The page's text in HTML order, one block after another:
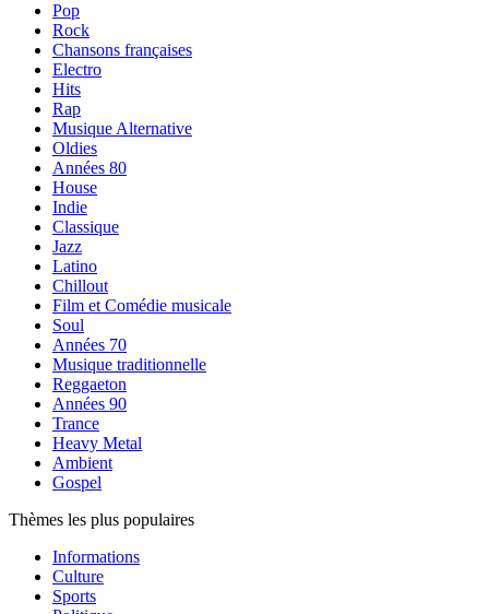
Pop
Rock
Chansons françaises
Electro
Hits
Rap
Musique Alternative
Oldies
Années 80
House
Indie
Classique
Jazz
Latino
Chillout
Film et Comédie musicale
Soul
Années 70
Musique traditionnelle
Reggaeton
Années 90
Trance
Heavy Metal
Ambient
Gospel
Thèmes les plus populaires
Informations
Culture
Sports